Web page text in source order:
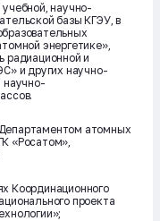
научно-
базы КГЭУ, в
энергетике»,
радиационной и
и других научно-
научно-
атомных
«Росатом»,
Координационного
проекта